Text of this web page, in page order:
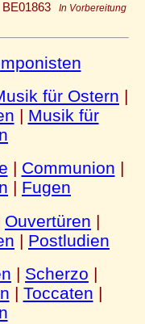
BE01863 In Vorbereitung
für Ostern |
| Musik für
| Communion |
| Fugen
Ouvertüren |
| Postludien
| Scherzo |
| Toccaten |